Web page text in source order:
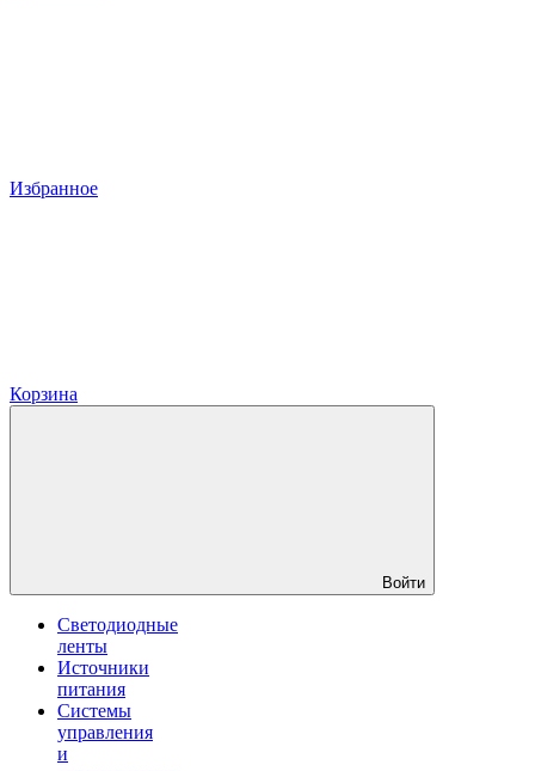
Избранное
Корзина
Войти
Светодиодные
ленты
Источники
питания
Системы
управления
и